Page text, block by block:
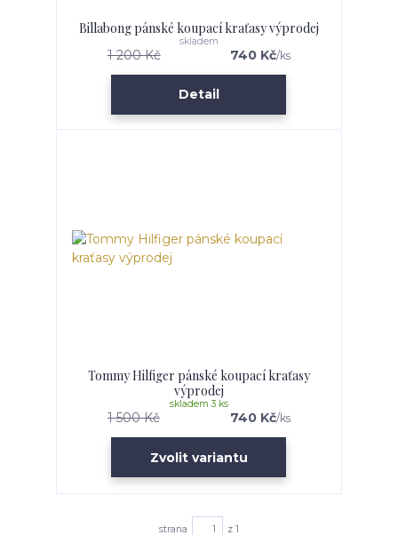
Billabong pánské koupací kraťasy výprodej
1 200 Kč 740 Kč/ks
skladem
Detail
Tommy Hilfiger pánské koupací kraťasy
výprodej
1 500 Kč 740 Kč/ks
skladem 3 ks
Zvolit variantu
strana z 1